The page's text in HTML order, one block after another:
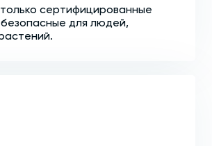
сертифицированные
для людей,